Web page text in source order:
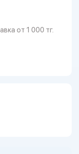
от 1 000 тг.